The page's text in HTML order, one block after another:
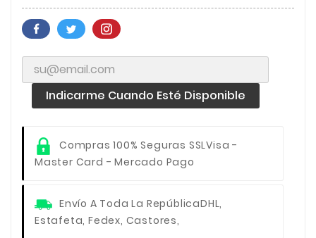
Indicarme Cuando Esté Disponible
Compras 100% Seguras SSLVisa -
Master Card - Mercado Pago
Envío A Toda La RepúblicaDHL,
Estafeta, Fedex, Castores,